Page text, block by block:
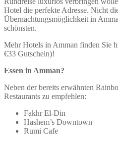
Hotel die perfekte Adresse. Nicht
Übernachtungsmöglichkeit in
schönsten.
Mehr Hotels in Amman finden Sie
€33 Gutschein)!
Essen in Amman?
Neben der bereits erwähnten
Restaurants zu empfehlen:
Fakhr El-Din
Hashem’s Downtown
Rumi Cafe